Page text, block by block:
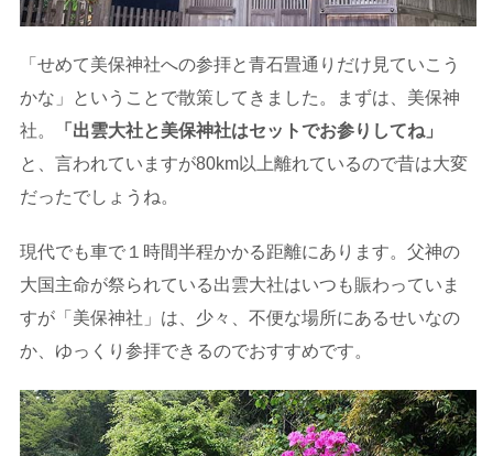
「せめて美保神社への参拝と青石畳通りだけ見ていこう
かな」ということで散策してきました。まずは、美保神
社。
「出雲大社と美保神社はセットでお参りしてね」
と、言われていますが80km以上離れているので昔は大変
だったでしょうね。
現代でも車で１時間半程かかる距離にあります。父神の
大国主命が祭られている出雲大社はいつも賑わっていま
すが「美保神社」は、少々、不便な場所にあるせいなの
か、ゆっくり参拝できるのでおすすめです。